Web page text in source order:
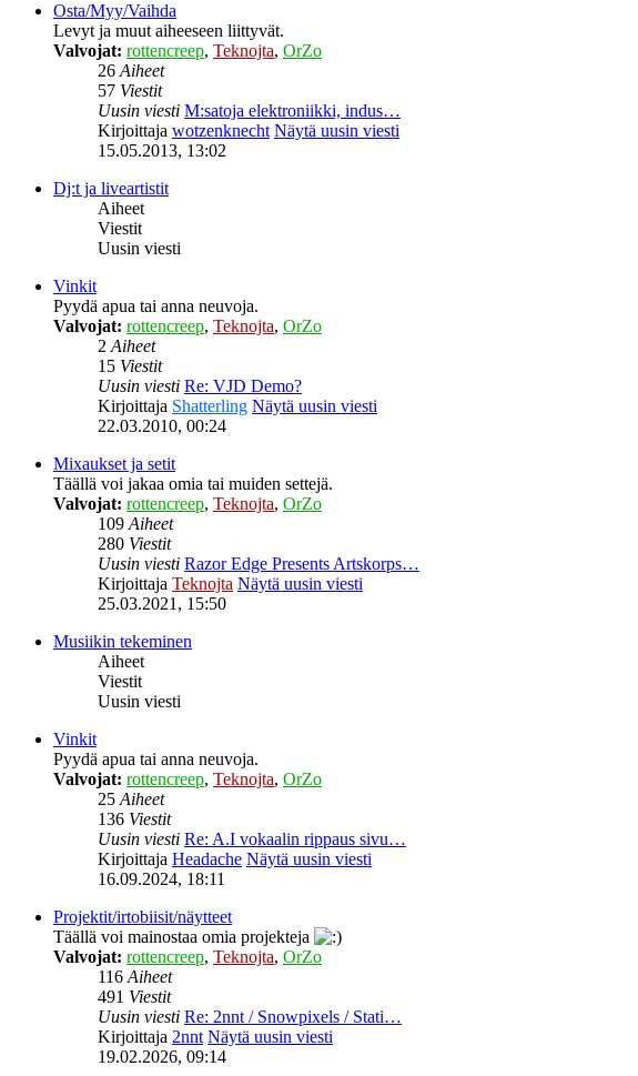
Osta/Myy/Vaihda
Levyt ja muut aiheeseen liittyvät.
Valvojat: rottencreep, Teknojta, OrZo
26Aiheet
57 Viestit
Uusin viesti M:satoja elektroniikki, indus…
Kirjoittaja wotzenknecht Näytä uusin viesti
15.05.2013, 13:02
Dj:t ja liveartistit
Aiheet
Viestit
Uusin viesti
Vinkit
Pyydä apua tai anna neuvoja.
Valvojat: rottencreep, Teknojta, OrZo
2Aiheet
15 Viestit
Uusin viesti Re: VJD Demo?
Kirjoittaja Shatterling Näytä uusin viesti
22.03.2010, 00:24
Mixaukset ja setit
Täällä voi jakaa omia tai muiden settejä.
Valvojat: rottencreep, Teknojta, OrZo
109Aiheet
280 Viestit
Uusin viesti Razor Edge Presents Artskorps…
Kirjoittaja Teknojta Näytä uusin viesti
25.03.2021, 15:50
Musiikin tekeminen
Aiheet
Viestit
Uusin viesti
Vinkit
Pyydä apua tai anna neuvoja.
Valvojat: rottencreep, Teknojta, OrZo
25Aiheet
136 Viestit
Uusin viesti Re: A.I vokaalin rippaus sivu…
Kirjoittaja Headache Näytä uusin viesti
16.09.2024, 18:11
Projektit/irtobiisit/näytteet
Täällä voi mainostaa omia projekteja
Valvojat: rottencreep, Teknojta, OrZo
116Aiheet
491 Viestit
Uusin viesti Re: 2nnt / Snowpixels / Stati…
Kirjoittaja 2nnt Näytä uusin viesti
19.02.2026, 09:14